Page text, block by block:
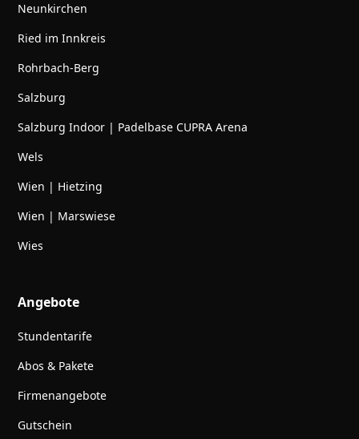
Neunkirchen
Ried im Innkreis
Rohrbach-Berg
Salzburg
Salzburg Indoor | Padelbase CUPRA Arena
Wels
Wien | Hietzing
Wien | Marswiese
Wies
Angebote
Stundentarife
Abos & Pakete
Firmenangebote
Gutschein